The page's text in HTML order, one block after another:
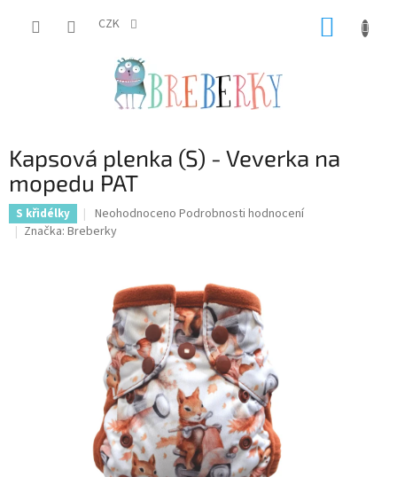
CZK
Kapsová plenka (S) - Veverka na
mopedu PAT
S křidélky
Průměrné
hodnocení
hvězdiček.
Neohodnoceno Podrobnosti hodnocení
Značka: Breberky